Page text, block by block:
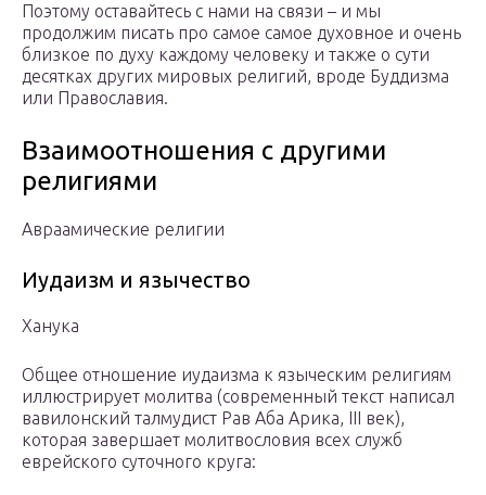
Поэтому оставайтесь с нами на связи – и мы
продолжим писать про самое самое духовное и очень
близкое по духу каждому человеку и также о сути
десятках других мировых религий, вроде Буддизма
или Православия.
Взаимоотношения с другими
религиями
Авраамические религии
Иудаизм и язычество
Ханука
Общее отношение иудаизма к языческим религиям
иллюстрирует молитва (современный текст написал
вавилонский талмудист Рав Аба Арика, III век),
которая завершает молитвословия всех служб
еврейского суточного круга: